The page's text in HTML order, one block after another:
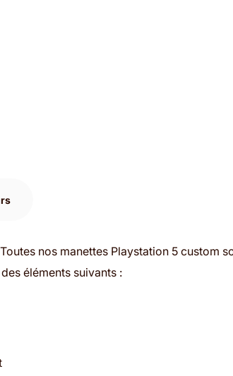
nos manettes Playstation 5 custom
éléments suivants :